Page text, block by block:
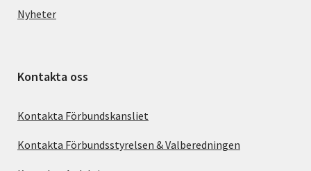
Nyheter
Kontakta oss
Kontakta Förbundskansliet
Kontakta Förbundsstyrelsen & Valberedningen